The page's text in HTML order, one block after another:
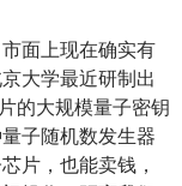
面上现在确实有
大学最近研制出
的大规模量子密钥
子随机数发生器
片，也能卖钱，